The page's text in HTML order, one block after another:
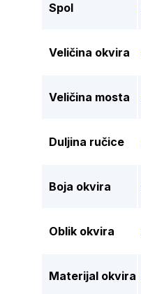
Spol
Veličina okvira
Veličina mosta
Duljina ručice
Boja okvira
Oblik okvira
Materijal okvira